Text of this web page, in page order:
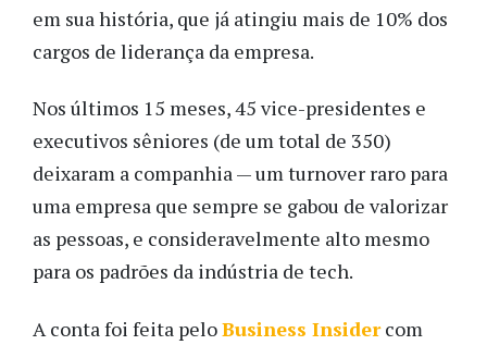
em sua história, que já atingiu mais de 10% dos
cargos de liderança da empresa.
Nos últimos 15 meses, 45 vice-presidentes e
executivos sêniores (de um total de 350)
deixaram a companhia — um turnover raro para
uma empresa que sempre se gabou de valorizar
as pessoas, e consideravelmente alto mesmo
para os padrões da indústria de tech.
A conta foi feita peloBusiness Insidercom